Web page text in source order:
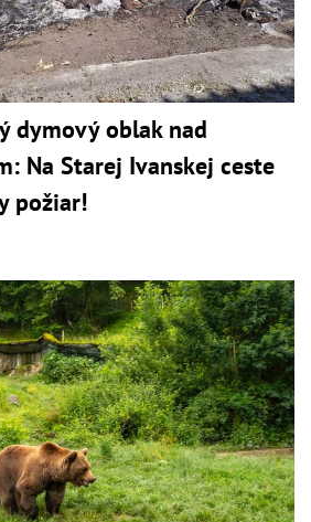
dymový oblak nad
Na Starej Ivanskej ceste
požiar!